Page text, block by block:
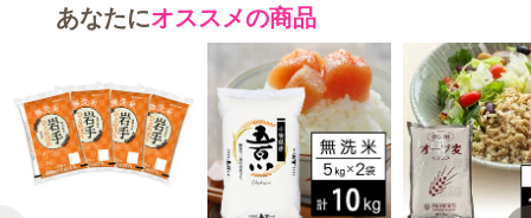
製時期: (別途商品ラベルに記載)
※お米に賞味期限はありませんが、徐々に劣化（酸化→古米化→
食味低下）します。お受け取り後はできるだけお早めに（涼しいと
ころに保管して夏場で約2週間ぐらいで）お召し上がりください。
※虫の発生にご注意ください。お米の虫に注意が必要です。虫の
発生は、もうすでにお米に卵が産み付けられ、20℃以上になること
あなたにオススメの商品